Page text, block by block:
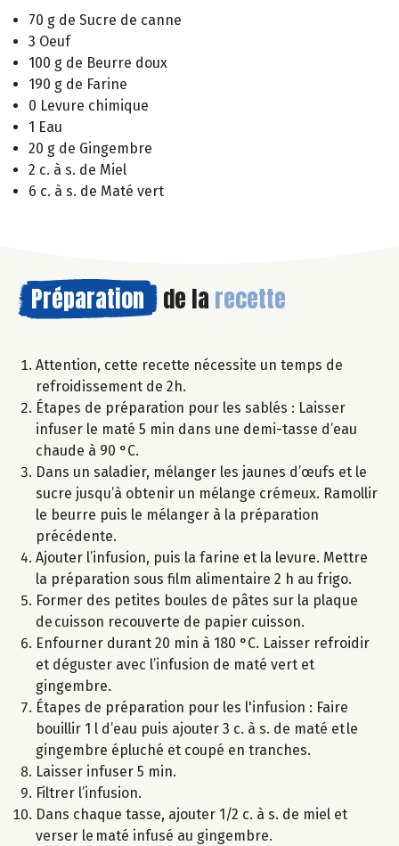
70 g de Sucre de canne
3 Oeuf
100 g de Beurre doux
190 g de Farine
0 Levure chimique
1 Eau
20 g de Gingembre
2 c. à s. de Miel
6 c. à s. de Maté vert
Préparation de la recette
Attention, cette recette nécessite un temps de
refroidissement de 2h.
Étapes de préparation pour les sablés : Laisser
infuser le maté 5 min dans une demi-tasse d’eau
chaude à 90 °C.
Dans un saladier, mélanger les jaunes d’œufs et le
sucre jusqu’à obtenir un mélange crémeux. Ramollir
le beurre puis le mélanger à la préparation
précédente.
Ajouter l’infusion, puis la farine et la levure. Mettre
la préparation sous film alimentaire 2 h au frigo.
Former des petites boules de pâtes sur la plaque
de cuisson recouverte de papier cuisson.
Enfourner durant 20 min à 180 °C. Laisser refroidir
et déguster avec l’infusion de maté vert et
gingembre.
Étapes de préparation pour les l'infusion : Faire
bouillir 1 l d’eau puis ajouter 3 c. à s. de maté et le
gingembre épluché et coupé en tranches.
Laisser infuser 5 min.
Filtrer l’infusion.
Dans chaque tasse, ajouter 1/2 c. à s. de miel et
verser le maté infusé au gingembre.